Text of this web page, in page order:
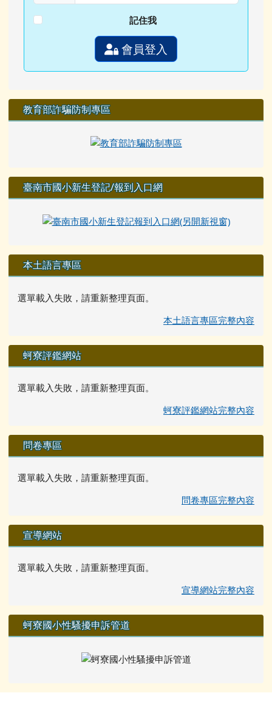
記住我
會員登入
教育部詐騙防制專區
臺南市國小新生登記/報到入口網
本土語言專區
選單載入失敗，請重新整理頁面。
本土語言專區完整內容
蚵寮評鑑網站
選單載入失敗，請重新整理頁面。
蚵寮評鑑網站完整內容
問卷專區
選單載入失敗，請重新整理頁面。
問卷專區完整內容
宣導網站
選單載入失敗，請重新整理頁面。
宣導網站完整內容
蚵寮國小性騷擾申訴管道